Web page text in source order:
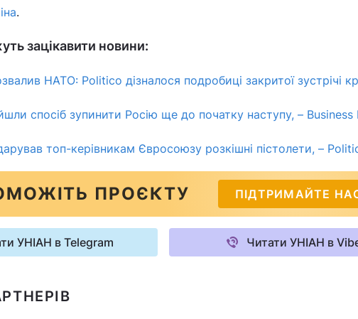
.
зацікавити новини:
НАТО: Politico дізналося подробиці закритої зустрічі
спосіб зупинити Росію ще до початку наступу, – Business
топ-керівникам Євросоюзу розкішні пістолети, –
ПРОЄКТУ ПІДТРИМАЙТЕ
УНІАН в Telegram Читати УНІАН в